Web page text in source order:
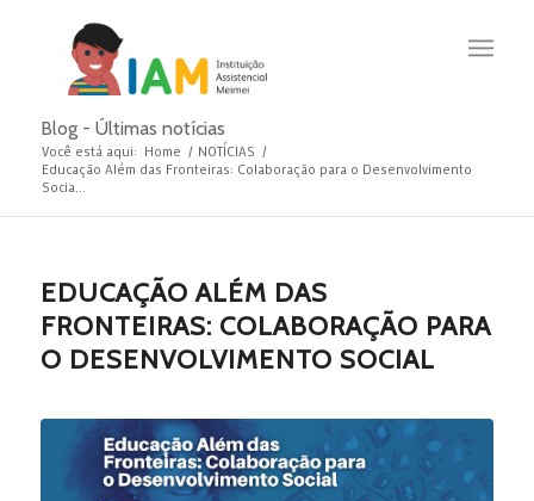
Blog - Últimas notícias
Você está aqui: Home / NOTÍCIAS /
Educação Além das Fronteiras: Colaboração para o Desenvolvimento
Socia...
EDUCAÇÃO ALÉM DAS
FRONTEIRAS: COLABORAÇÃO PARA
O DESENVOLVIMENTO SOCIAL